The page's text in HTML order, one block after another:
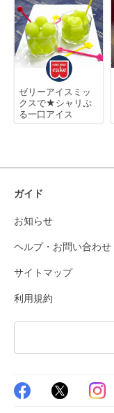
ゼリーアイスミッ
クスで★シャリぷ
る一口アイス
ガイド
お知らせ
ヘルプ・お問い合わせ
サイトマップ
利用規約